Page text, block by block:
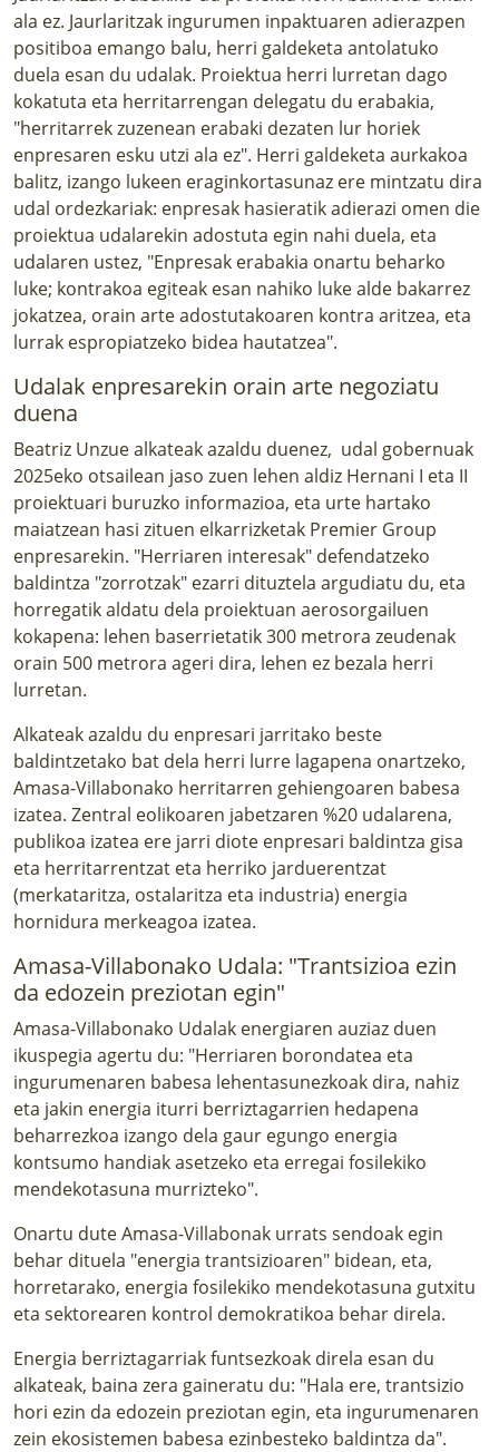
ala ez. Jaurlaritzak ingurumen inpaktuaren adierazpen
positiboa emango balu, herri galdeketa antolatuko
duela esan du udalak. Proiektua herri lurretan dago
kokatuta eta herritarrengan delegatu du erabakia,
"herritarrek zuzenean erabaki dezaten lur horiek
enpresaren esku utzi ala ez". Herri galdeketa aurkakoa
balitz, izango lukeen eraginkortasunaz ere mintzatu dira
udal ordezkariak: enpresak hasieratik adierazi omen die
proiektua udalarekin adostuta egin nahi duela, eta
udalaren ustez, "Enpresak erabakia onartu beharko
luke; kontrakoa egiteak esan nahiko luke alde bakarrez
jokatzea, orain arte adostutakoaren kontra aritzea, eta
lurrak espropiatzeko bidea hautatzea".
Udalak enpresarekin orain arte negoziatu
duena
Beatriz Unzue alkateak azaldu duenez, udal gobernuak
2025eko otsailean jaso zuen lehen aldiz Hernani I eta II
proiektuari buruzko informazioa, eta urte hartako
maiatzean hasi zituen elkarrizketak Premier Group
enpresarekin. "Herriaren interesak" defendatzeko
baldintza "zorrotzak" ezarri dituztela argudiatu du, eta
horregatik aldatu dela proiektuan aerosorgailuen
kokapena: lehen baserrietatik 300 metrora zeudenak
orain 500 metrora ageri dira, lehen ez bezala herri
lurretan.
Alkateak azaldu du enpresari jarritako beste
baldintzetako bat dela herri lurre lagapena onartzeko,
Amasa-Villabonako herritarren gehiengoaren babesa
izatea. Zentral eolikoaren jabetzaren %20 udalarena,
publikoa izatea ere jarri diote enpresari baldintza gisa
eta herritarrentzat eta herriko jarduerentzat
(merkataritza, ostalaritza eta industria) energia
hornidura merkeagoa izatea.
Amasa-Villabonako Udala: "Trantsizioa ezin
da edozein preziotan egin"
Amasa-Villabonako Udalak energiaren auziaz duen
ikuspegia agertu du: "Herriaren borondatea eta
ingurumenaren babesa lehentasunezkoak dira, nahiz
eta jakin energia iturri berriztagarrien hedapena
beharrezkoa izango dela gaur egungo energia
kontsumo handiak asetzeko eta erregai fosilekiko
mendekotasuna murrizteko".
Onartu dute Amasa-Villabonak urrats sendoak egin
behar dituela "energia trantsizioaren" bidean, eta,
horretarako, energia fosilekiko mendekotasuna gutxitu
eta sektorearen kontrol demokratikoa behar direla.
Energia berriztagarriak funtsezkoak direla esan du
alkateak, baina zera gaineratu du: "Hala ere, trantsizio
hori ezin da edozein preziotan egin, eta ingurumenaren
zein ekosistemen babesa ezinbesteko baldintza da".